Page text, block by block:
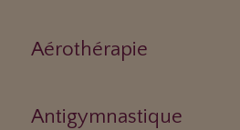
Aérothérapie
Antigymnastique